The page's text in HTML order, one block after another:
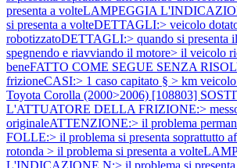
presenta a volteLAMPEGGIA
si presenta a volteDETTAGLI:> veicolo
robotizzatoDETTAGLI:> quando si presenta
spegnendo e riavviando il motore> il veicolo
beneFATTO COME SEGUE SENZA
frizioneCASI:> 1 caso capitato § > km
Toyota Corolla (2000>2006) [108803]
L'ATTUATORE DELLA FRIZIONE:>
originaleATTENZIONE:> il problema
FOLLE:> il problema si presenta soprattutto
rotonda > il problema si presenta a
L'INDICAZIONE N:> il problema si